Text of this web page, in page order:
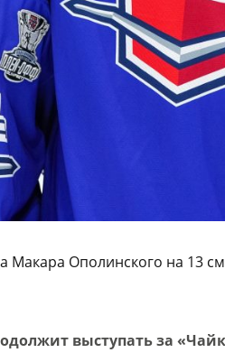
Ополинского на 13 см,
выступать за